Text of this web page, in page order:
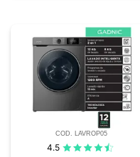
COD. LAVROP05
4.5